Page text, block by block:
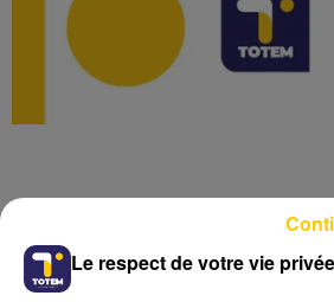
Lecture (3 min 54 sec)
Le respect de votre vie